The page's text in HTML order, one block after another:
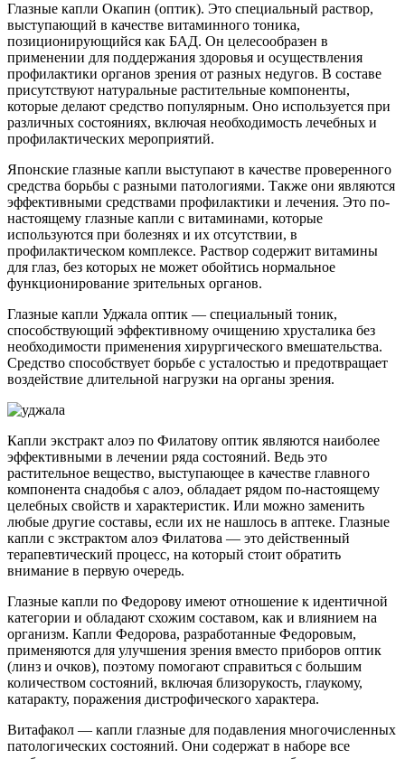
Глазные капли Окапин (оптик). Это специальный раствор,
выступающий в качестве витаминного тоника,
позиционирующийся как БАД. Он целесообразен в
применении для поддержания здоровья и осуществления
профилактики органов зрения от разных недугов. В составе
присутствуют натуральные растительные компоненты,
которые делают средство популярным. Оно используется при
различных состояниях, включая необходимость лечебных и
профилактических мероприятий.
Японские глазные капли выступают в качестве проверенного
средства борьбы с разными патологиями. Также они являются
эффективными средствами профилактики и лечения. Это по-
настоящему глазные капли с витаминами, которые
используются при болезнях и их отсутствии, в
профилактическом комплексе. Раствор содержит витамины
для глаз, без которых не может обойтись нормальное
функционирование зрительных органов.
Глазные капли Уджала оптик — специальный тоник,
способствующий эффективному очищению хрусталика без
необходимости применения хирургического вмешательства.
Средство способствует борьбе с усталостью и предотвращает
воздействие длительной нагрузки на органы зрения.
Капли экстракт алоэ по Филатову оптик являются наиболее
эффективными в лечении ряда состояний. Ведь это
растительное вещество, выступающее в качестве главного
компонента снадобья с алоэ, обладает рядом по-настоящему
целебных свойств и характеристик. Или можно заменить
любые другие составы, если их не нашлось в аптеке. Глазные
капли с экстрактом алоэ Филатова — это действенный
терапевтический процесс, на который стоит обратить
внимание в первую очередь.
Глазные капли по Федорову имеют отношение к идентичной
категории и обладают схожим составом, как и влиянием на
организм. Капли Федорова, разработанные Федоровым,
применяются для улучшения зрения вместо приборов оптик
(линз и очков), поэтому помогают справиться с большим
количеством состояний, включая близорукость, глаукому,
катаракту, поражения дистрофического характера.
Витафакол — капли глазные для подавления многочисленных
патологических состояний. Они содержат в наборе все